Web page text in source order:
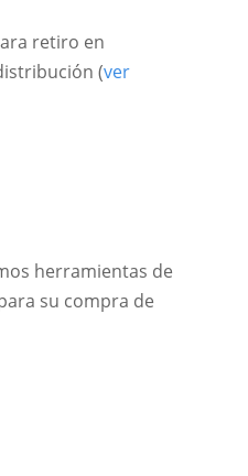
retiro en
(ver
herramientas de
su compra de